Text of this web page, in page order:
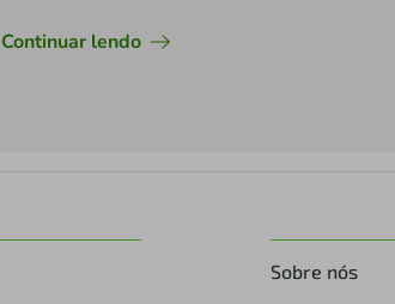
Continuar lendo
Sobre nós